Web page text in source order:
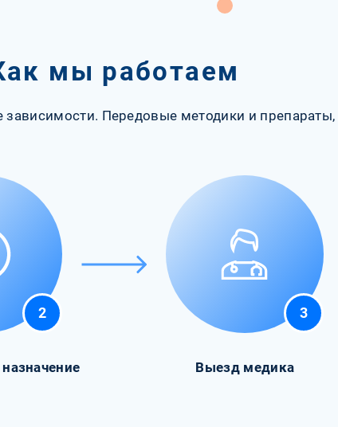
мы работаем
зависимости. Передовые методики и
2 3
Выезд медика